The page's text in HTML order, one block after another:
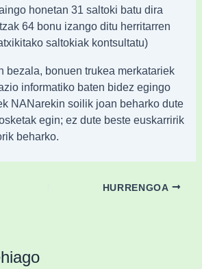
honetan 31 saltoki batu dira
64 bonu izango ditu herritarren
saltokiak kontsultatu)
bezala, bonuen trukea merkatariek
informatiko baten bidez egingo
NANarekin soilik joan beharko dute
egin; ez dute beste euskarririk
beharko.
HURRENGOA